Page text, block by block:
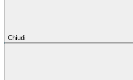
Chiudi